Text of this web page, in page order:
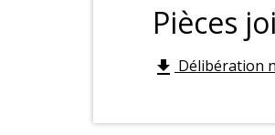
Pièces
file_download Délibération